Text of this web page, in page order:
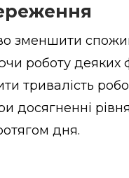
зменшити
роботу деяких
тривалість
досягненні
дня.